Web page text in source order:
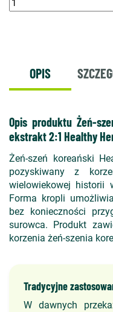
OPIS
Opis produktu Żeń-
ekstrakt 2:1 Healthy
Żeń-szeń koreański
pozyskiwany z
wielowiekowej historii
Forma kropli
bez konieczności
surowca. Produkt
korzenia żeń-szenia
Tradycyjne
W dawnych